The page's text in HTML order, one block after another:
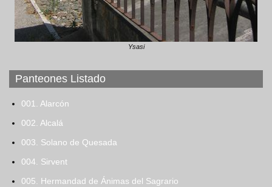
Ysasi
Panteones Listado
001. Alarcón
002. Alcalá
003. Solano de Quesada
004. Sirvent
005. Hermandad de Ánimas del Sagrario